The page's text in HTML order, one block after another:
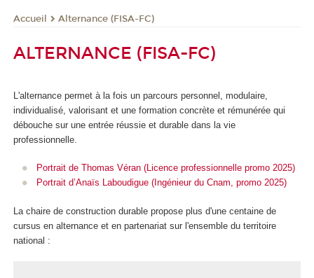
Accueil Alternance (FISA-FC)
ALTERNANCE (FISA-FC)
L'alternance permet à la fois un parcours personnel, modulaire,
individualisé, valorisant et une formation concrète et rémunérée qui
débouche sur une entrée réussie et durable dans la vie
professionnelle.
Portrait de Thomas Véran (Licence professionnelle promo 2025)
Portrait d’Anaïs Laboudigue (Ingénieur du Cnam, promo 2025)
La chaire de construction durable propose plus d'une centaine de
cursus en alternance et en partenariat sur l'ensemble du territoire
national :